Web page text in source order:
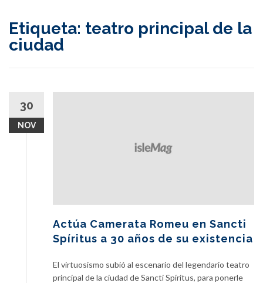
Etiqueta: teatro principal de la
ciudad
30
NOV
Actúa Camerata Romeu en Sancti
Spíritus a 30 años de su existencia
El virtuosismo subió al escenario del legendario teatro
principal de la ciudad de Sancti Spíritus, para ponerle